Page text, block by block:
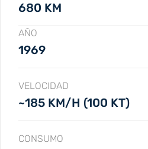
680 KM
AÑO
1969
VELOCIDAD
~185 KM/H (100 KT)
CONSUMO